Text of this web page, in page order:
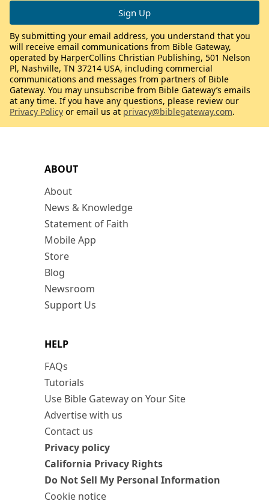
ABOUT
About
News & Knowledge
Statement of Faith
Mobile App
Store
Blog
Newsroom
Support Us
HELP
FAQs
Tutorials
Use Bible Gateway on Your Site
Advertise with us
Contact us
Privacy policy
California Privacy Rights
Do Not Sell My Personal Information
Cookie notice
By submitting your email address, you understand that you
will receive email communications from Bible Gateway,
operated by HarperCollins Christian Publishing, 501 Nelson
Pl, Nashville, TN 37214 USA, including commercial
communications and messages from partners of Bible
Gateway. You may unsubscribe from Bible Gateway’s emails
at any time. If you have any questions, please review our
Privacy Policy or email us at privacy@biblegateway.com.